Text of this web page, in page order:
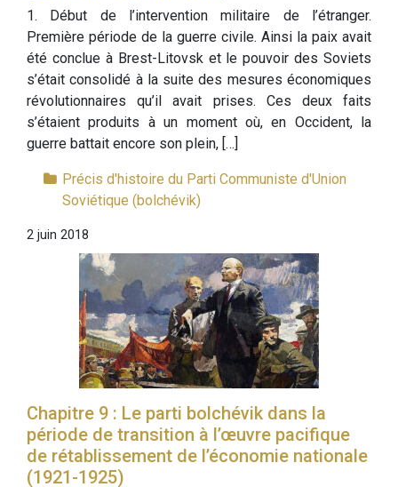
1. Début de l’intervention militaire de l’étranger.
Première période de la guerre civile. Ainsi la paix avait
été conclue à Brest-Litovsk et le pouvoir des Soviets
s’était consolidé à la suite des mesures économiques
révolutionnaires qu’il avait prises. Ces deux faits
s’étaient produits à un moment où, en Occident, la
guerre battait encore son plein, […]
Précis d'histoire du Parti Communiste d'Union
Soviétique (bolchévik)
2 juin 2018
Chapitre 9 : Le parti bolchévik dans la
période de transition à l’œuvre pacifique
de rétablissement de l’économie nationale
(1921-1925)